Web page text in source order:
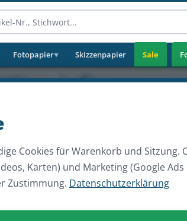
Fotopapier▼ Skizzenpapier Sale
Cookies für Warenkorb und Sitzung.
Karten) und Marketing (Google Ads
Zustimmung. Datenschutzerklärung